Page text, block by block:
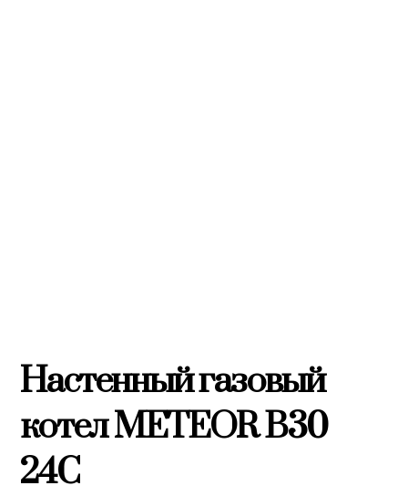
Настенный газовый
котел METEOR B30
24C